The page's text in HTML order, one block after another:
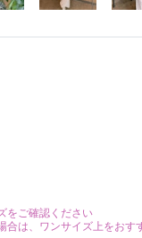
をご確認ください
合は、ワンサイズ上をおす